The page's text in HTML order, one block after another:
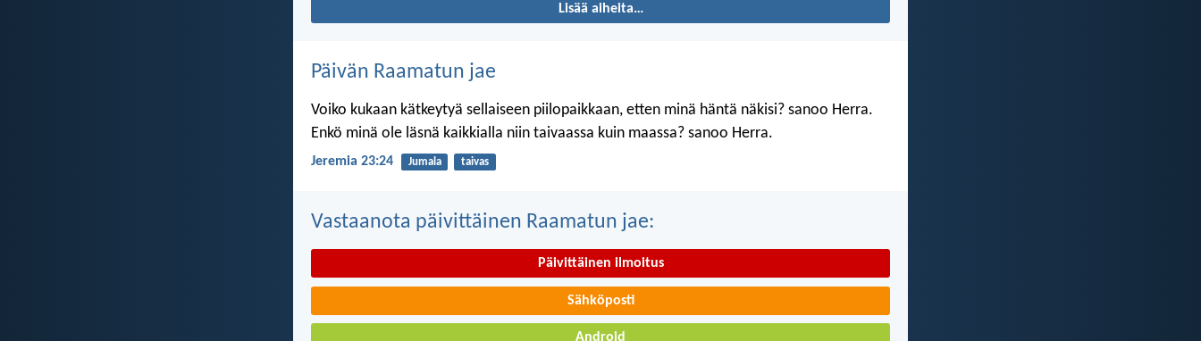
Lisää aiheita…
Päivän Raamatun jae
Voiko kukaan kätkeytyä sellaiseen piilopaikkaan, etten minä häntä näkisi? sanoo Herra.
Enkö minä ole läsnä kaikkialla niin taivaassa kuin maassa? sanoo Herra.
Jeremia 23:24 Jumala taivas
Vastaanota päivittäinen Raamatun jae:
Päivittäinen ilmoitus
Sähköposti
Android